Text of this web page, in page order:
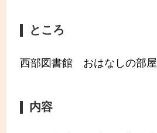
ところ
西部図書館 おはなしの部屋
内容